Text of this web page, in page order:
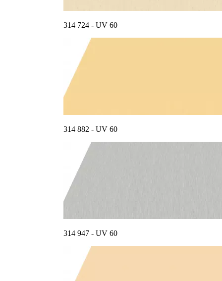
314 724 - UV 60
314 882 - UV 60
314 947 - UV 60